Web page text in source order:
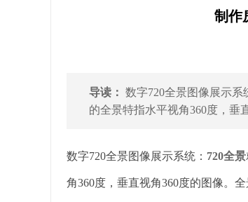
制作
导读： 数字720全景图像展示
的全景特指水平视角360度，垂
数字720全景图像展示系统： 720全景
角360度，垂直视角360度的图像。